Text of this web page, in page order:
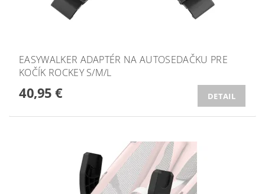
EASYWALKER ADAPTÉR NA AUTOSEDAČKU PRE
KOČÍK ROCKEY S/M/L
40,95 € DETAIL